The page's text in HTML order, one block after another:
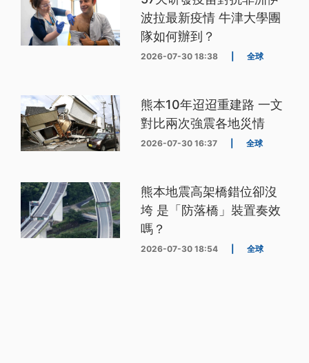
波拉最新疫情 牛津大學團
隊如何辦到？
2026-07-30 18:38 全球
熊本10年迢迢重建路 一文
對比兩次強震各地災情
2026-07-30 16:37 全球
熊本地震高架橋錯位卻沒
垮 是「防落橋」裝置奏效
嗎？
2026-07-30 18:54 全球